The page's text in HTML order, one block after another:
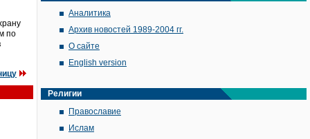
по
Аналитика
Архив новостей 1989-2004 гг.
О сайте
English version
Религии
Православие
Ислам